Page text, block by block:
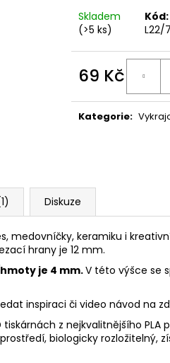
Skladem
(>5 ks)
Kód:
L22/
69 Kč
cena:
Kategorie:
Diskuze
medovníčky, keramiku i
hrany je 12 mm.
je 4 mm.V této výšce se
inspiraci či video návod na
z nejkvalitnějšího
biologicky rozložitelný,